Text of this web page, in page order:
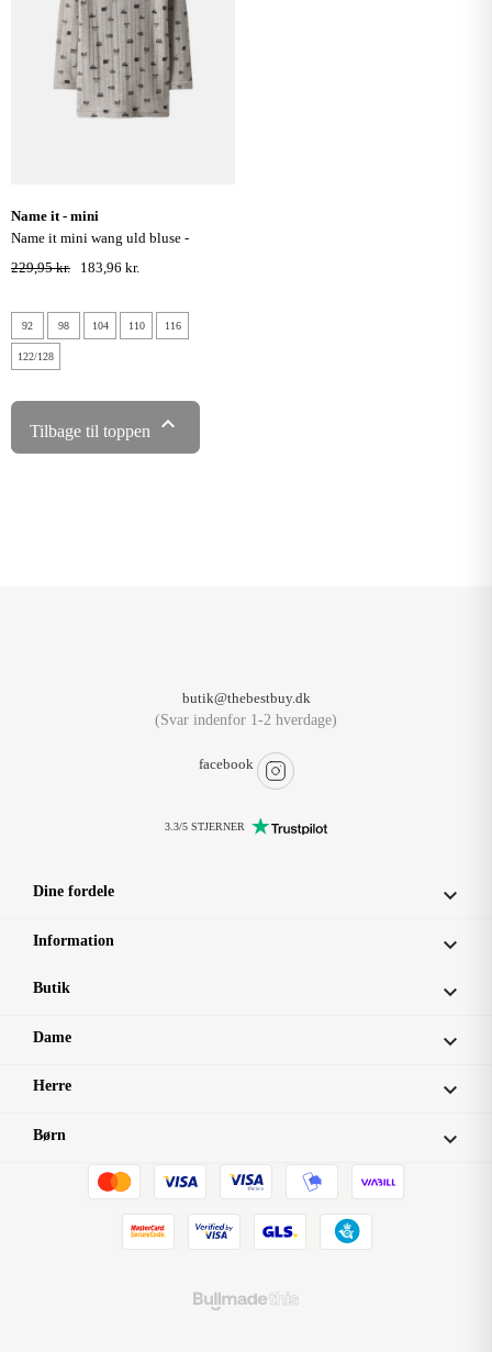
name it - mini
name it mini wang uld bluse -
nacreous cloud / small cars
229,95 kr. 183,96 kr.
92 98 104 110 116
122/128
Tilbage til toppen 
butik@thebestbuy.dk
(Svar indenfor 1-2 hverdage)
facebook
3.3/5 STJERNER
Dine fordele 
Information 
Butik 
Dame 
Herre 
Børn 